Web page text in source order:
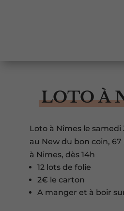
LOTO À
Loto à Nîmes le
au New du bon coin,
à Nimes, dès 14h
12 lots de folie
2€ le carton
A manger et à boir